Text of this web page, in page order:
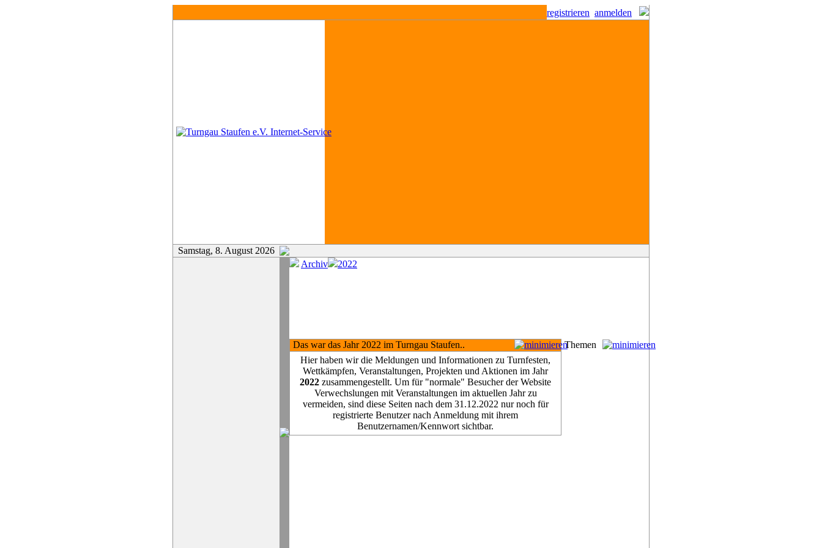
registrieren anmelden
Samstag, 8. August 2026
Archiv
2022
Das war das Jahr 2022 im Turngau Staufen..
Hier haben wir die Meldungen und Informationen zu Turnfesten,
Wettkämpfen, Veranstaltungen, Projekten und Aktionen im Jahr
2022 zusammengestellt. Um für "normale" Besucher der Website
Verwechslungen mit Veranstaltungen im aktuellen Jahr zu
vermeiden, sind diese Seiten nach dem 31.12.2022 nur noch für
registrierte Benutzer nach Anmeldung mit ihrem
Benutzernamen/Kennwort sichtbar.
Themen